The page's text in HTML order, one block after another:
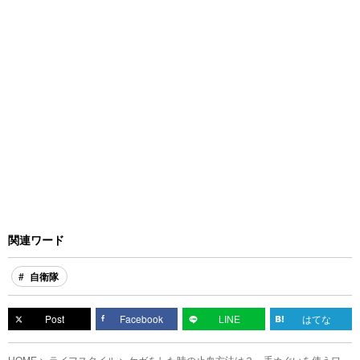
関連ワード
自衛隊
Post Facebook LINE はてな